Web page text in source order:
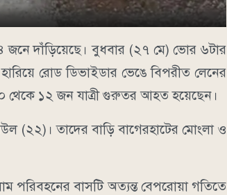
জনে দাঁড়িয়েছে। বুধবার (২৭ মে) ভোর ৬টার
রোড ডিভাইডার ভেঙে বিপরীত লেনের
থেকে ১২ জন যাত্রী গুরুতর আহত হয়েছেন।
(২২)। তাদের বাড়ি বাগেরহাটের মোংলা ও
পরিবহনের বাসটি অত্যন্ত বেপরোয়া গতিতে